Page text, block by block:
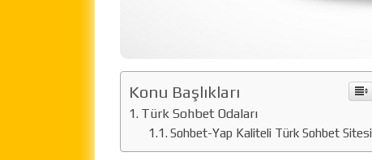
Konu Başlıkları
Türk Sohbet Odaları
Sohbet-Yap Kaliteli Türk Sohbet Sitesi